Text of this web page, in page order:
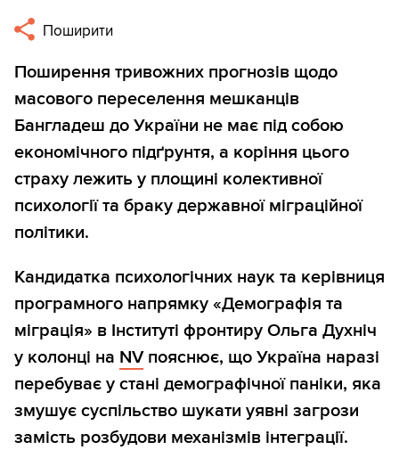
Поширити
Поширення тривожних прогнозів щодо
масового переселення мешканців
Бангладеш до України не має під собою
економічного підґрунтя, а коріння цього
страху лежить у площині колективної
психології та браку державної міграційної
політики.
Кандидатка психологічних наук та керівниця
програмного напрямку «Демографія та
міграція» в Інституті фронтиру Ольга Духніч
у колонці на NVпояснює, що Україна наразі
перебуває у стані демографічної паніки, яка
змушує суспільство шукати уявні загрози
замість розбудови механізмів інтеграції.